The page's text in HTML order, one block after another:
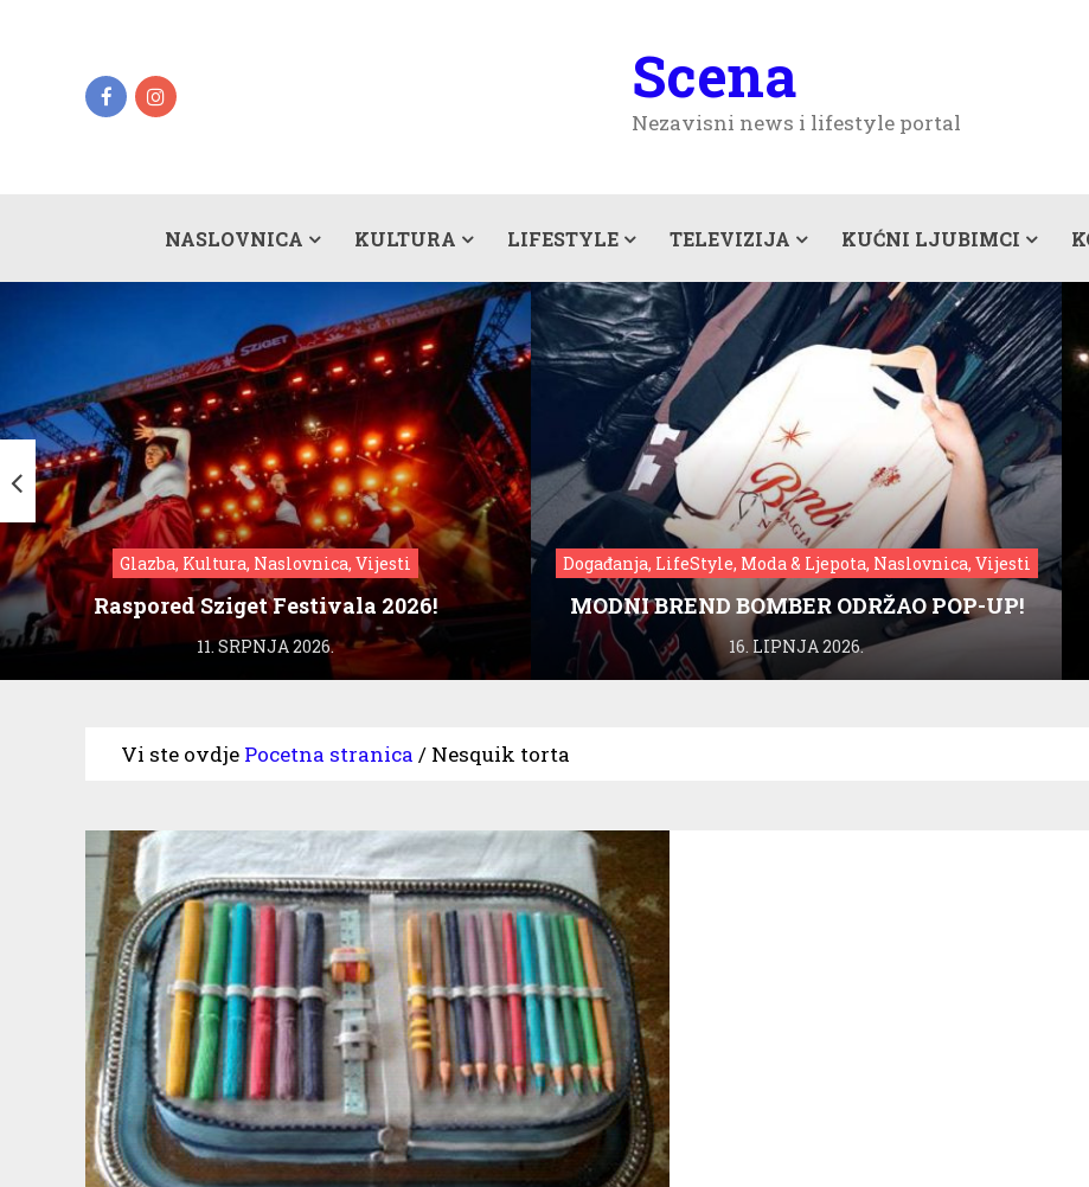
Scena
Nezavisni news i lifestyle portal
NASLOVNICA KULTURA LIFESTYLE TELEVIZIJA KUĆNI LJUBIMCI
Glazba, Kultura, Naslovnica, Vijesti
Raspored Sziget Festivala 2026!
11. SRPNJA 2026.
Događanja, LifeStyle, Moda & Ljepota, Naslovnica, Vijesti
MODNI BREND BOMBER ODRŽAO POP-UP!
16. LIPNJA 2026.
Vi ste ovdje Pocetna stranica / Nesquik torta